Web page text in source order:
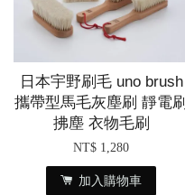
日本宇野刷毛 uno brush
攜帶型馬毛灰塵刷 靜電刷
拂塵 衣物毛刷
NT$ 1,280
加入購物車